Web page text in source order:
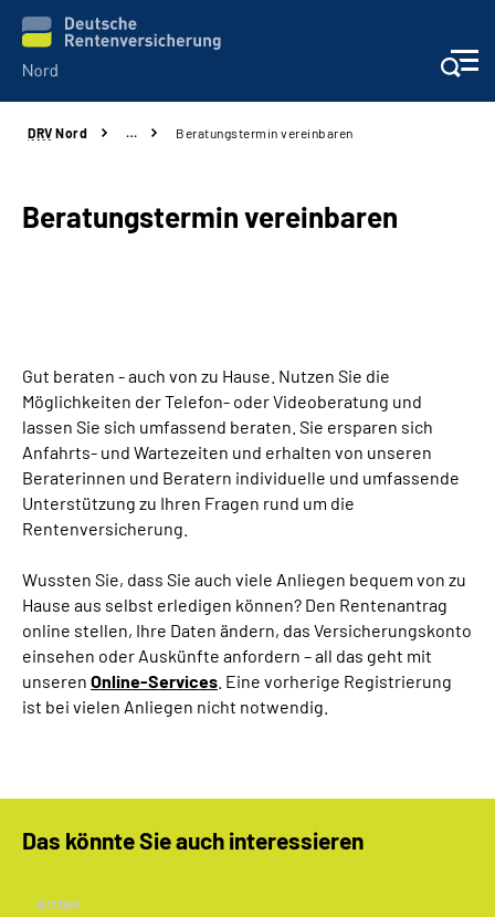
Aktuelles
Services
Karriere
Über uns
Online-Services
Inhalte in Gebärdensprache (DGS)
Leichte Sprache
Suche
DRV Nord … Beratungstermin vereinbaren
Beratungstermin vereinbaren
Gut beraten - auch von zu Hause. Nutzen Sie die
Möglichkeiten der Telefon- oder Videoberatung und
lassen Sie sich umfassend beraten. Sie ersparen sich
Anfahrts- und Wartezeiten und erhalten von unseren
Beraterinnen und Beratern individuelle und umfassende
Unterstützung zu Ihren Fragen rund um die
Rentenversicherung.
Wussten Sie, dass Sie auch viele Anliegen bequem von zu
Hause aus selbst erledigen können? Den Rentenantrag
online stellen, Ihre Daten ändern, das Versicherungskonto
einsehen oder Auskünfte anfordern – all das geht mit
unseren Online-Services . Eine vorherige Registrierung
ist bei vielen Anliegen nicht notwendig.
Das könnte Sie auch interessieren
Artikel